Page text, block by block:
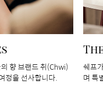
향 브랜드 취(Chwi)
정을 선사합니다.
쉐프
며 특